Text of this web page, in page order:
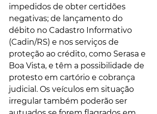
impedidos de obter certidões
negativas; de lançamento do
débito no Cadastro Informativo
(Cadin/RS) e nos serviços de
proteção ao crédito, como Serasa e
Boa Vista, e têm a possibilidade de
protesto em cartório e cobrança
judicial. Os veículos em situação
irregular também poderão ser